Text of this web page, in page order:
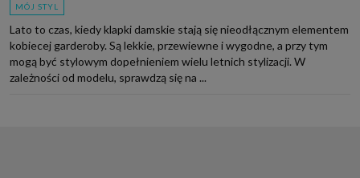
MÓJ STYL
Lato to czas, kiedy klapki damskie stają się nieodłącznym elementem
kobiecej garderoby. Są lekkie, przewiewne i wygodne, a przy tym
mogą być stylowym dopełnieniem wielu letnich stylizacji. W
zależności od modelu, sprawdzą się na ...